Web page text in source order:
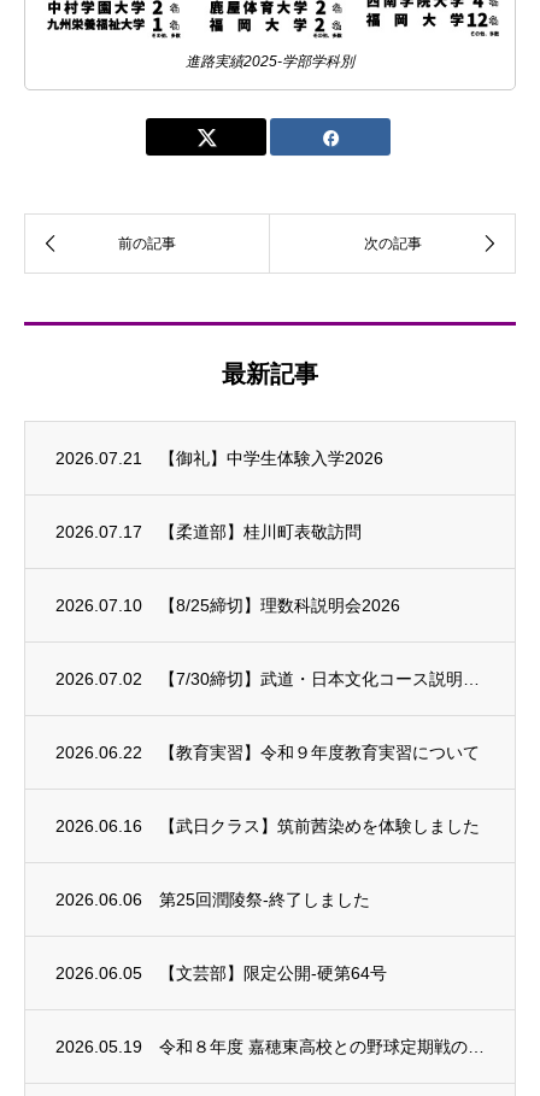
進路実績2025-学部学科別
最新記事
2026.07.21 【御礼】中学生体験入学2026
2026.07.17 【柔道部】桂川町表敬訪問
2026.07.10 【8/25締切】理数科説明会2026
2026.07.02
2026.06.22 【教育実習】令和９年度教育実習について
2026.06.16 【武日クラス】筑前茜染めを体験しました
2026.06.06 第25回潤陵祭-終了しました
2026.06.05 【文芸部】限定公開-硬第64号
2026.05.19